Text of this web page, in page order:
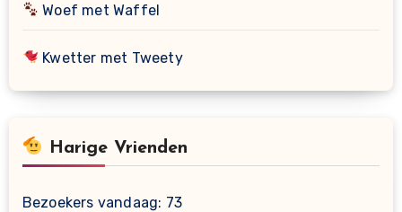
Woef met Waffel
Kwetter met Tweety
Harige Vrienden
Bezoekers vandaag: 73